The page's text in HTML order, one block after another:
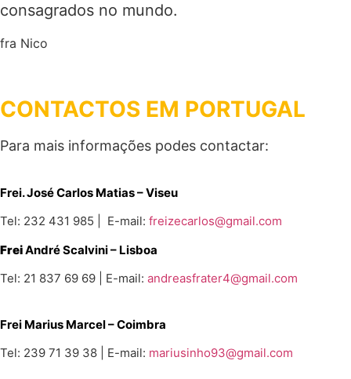
consagrados no mundo.
fra Nico
CONTACTOS EM PORTUGAL
Para mais informações podes contactar:
Frei. José Carlos Matias – Viseu
Tel: 232 431 985 | E-mail: freizecarlos@gmail.com
FreiAndré Scalvini – Lisboa
Tel: 21 837 69 69 | E-mail: andreasfrater4@gmail.com
Frei Marius Marcel– Coimbra
Tel: 239 71 39 38 | E-mail: mariusinho93@gmail.com